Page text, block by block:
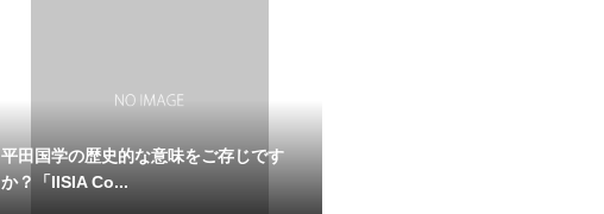
平田国学の歴史的な意味をご存じです
か？「IISIA Co...